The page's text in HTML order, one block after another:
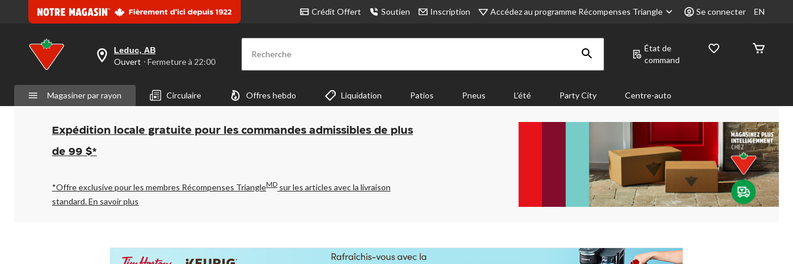
Crédit Offert Soutien Inscription Accédez au programme Récompenses Triangle Se connecter EN
votre
est
Leduc,
AB,
Ouvert,
Fermeture
à
pour
changer
Leduc, AB
Ouvert ⋅ Fermeture à 22:00 Recherche
État de
command
Magasiner par rayon Circulaire Offres hebdo Liquidation Patios Pneus L’été Party City Centre-auto
Expédition locale gratuite pour les commandes admissibles de plus
de 99 $*
*Offre exclusive pour les membres Récompenses TriangleMD sur les articles avec la livraison
standard.En savoir plus